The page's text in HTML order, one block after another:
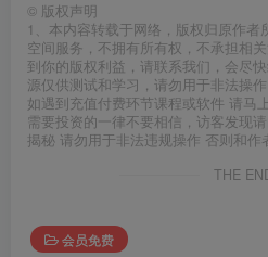
© 版权声明
1、本内容转载于网络，版权归原作
空间服务，不拥有所有权，不承担相
到你的版权利益，请联系我们，会尽
源仅供测试和学习，请勿用于非法操
如遇到充值付费环节课程或软件 请马
需要投资的一律不要相信，访客发现
揭秘 请勿用于非法违规操作 否则和作
THE
会员免费